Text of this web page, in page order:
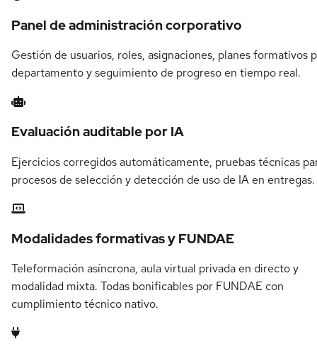
Panel de administración corporativo
Gestión de usuarios, roles, asignaciones, planes formativos
departamento y seguimiento de progreso en tiempo real.
Evaluación auditable por IA
Ejercicios corregidos automáticamente, pruebas técnicas
procesos de selección y detección de uso de IA en entregas.
Modalidades formativas y FUNDAE
Teleformación asíncrona, aula virtual privada en directo y
modalidad mixta. Todas bonificables por FUNDAE con
cumplimiento técnico nativo.